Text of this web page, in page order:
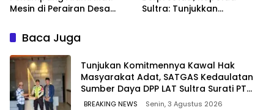
Mesin di Perairan Desa
Dikerahkan
Sultra: Tunjukkan
Baca Juga
Tunjukan Komitmennya Kawal Hak
Masyarakat Adat, SATGAS Kedaulatan
Sumber Daya DPP LAT Sultra Surati PT
SCM Routa
BREAKING NEWS Senin, 3 Agustus 2026